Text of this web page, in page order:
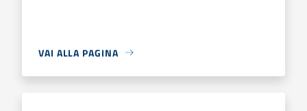
VAI ALLA PAGINA